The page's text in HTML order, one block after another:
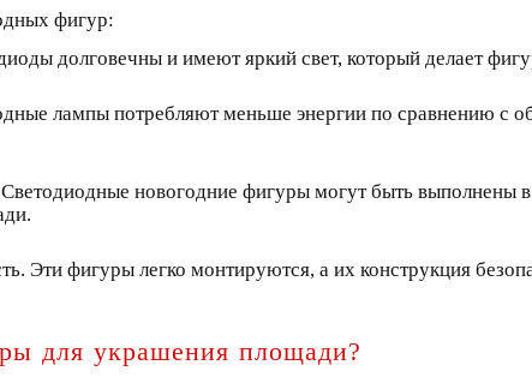
фигур:
долговечны и имеют яркий свет, который делает
лампы потребляют меньше энергии по сравнению с
новогодние фигуры могут быть выполнены
Эти фигуры легко монтируются, а их конструкция
для украшения площади?